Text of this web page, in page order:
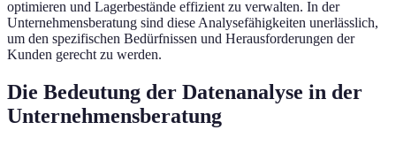
optimieren und Lagerbestände effizient zu verwalten. In der
Unternehmensberatung sind diese Analysefähigkeiten unerlässlich,
um den spezifischen Bedürfnissen und Herausforderungen der
Kunden gerecht zu werden.
Die Bedeutung der Datenanalyse in der
Unternehmensberatung